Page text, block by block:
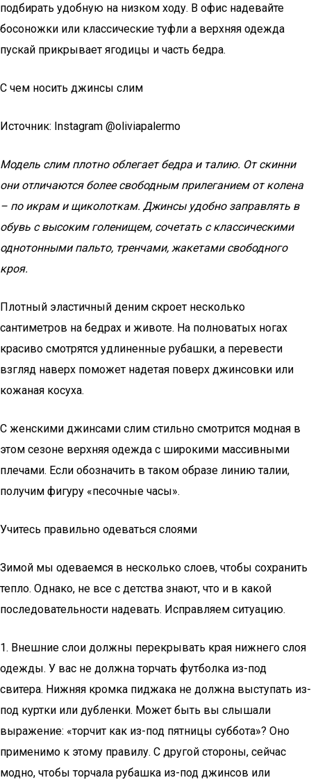
подбирать удобную на низком ходу. В офис надевайте
босоножки или классические туфли а верхняя одежда
пускай прикрывает ягодицы и часть бедра.
С чем носить джинсы слим
Источник: Instagram @oliviapalermo
Модель слим плотно облегает бедра и талию. От скинни
они отличаются более свободным прилеганием от колена
– по икрам и щиколоткам. Джинсы удобно заправлять в
обувь с высоким голенищем, сочетать с классическими
однотонными пальто, тренчами, жакетами свободного
кроя.
Плотный эластичный деним скроет несколько
сантиметров на бедрах и животе. На полноватых ногах
красиво смотрятся удлиненные рубашки, а перевести
взгляд наверх поможет надетая поверх джинсовки или
кожаная косуха.
С женскими джинсами слим стильно смотрится модная в
этом сезоне верхняя одежда с широкими массивными
плечами. Если обозначить в таком образе линию талии,
получим фигуру «песочные часы».
Учитесь правильно одеваться слоями
Зимой мы одеваемся в несколько слоев, чтобы сохранить
тепло. Однако, не все с детства знают, что и в какой
последовательности надевать. Исправляем ситуацию.
1. Внешние слои должны перекрывать края нижнего слоя
одежды. У вас не должна торчать футболка из-под
свитера. Нижняя кромка пиджака не должна выступать из-
под куртки или дубленки. Может быть вы слышали
выражение: «торчит как из-под пятницы суббота»? Оно
применимо к этому правилу. С другой стороны, сейчас
модно, чтобы торчала рубашка из-под джинсов или